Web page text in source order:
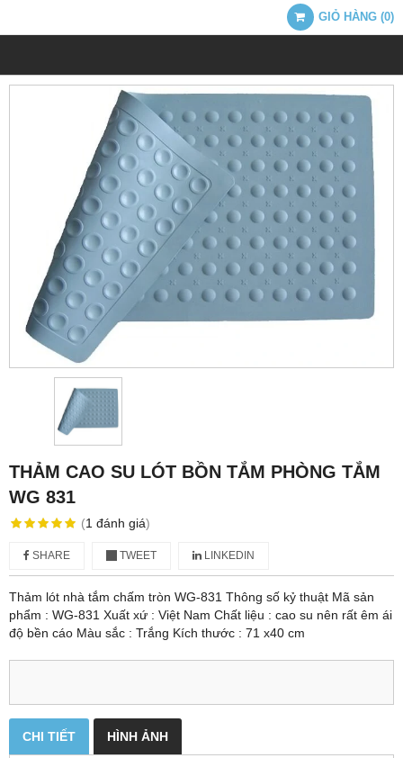
GIỎ HÀNG (0)
THẢM CAO SU LÓT BỒN TẮM PHÒNG TẮM
WG 831
(1 đánh giá)
SHARE TWEET LINKEDIN
Thảm lót nhà tắm chấm tròn WG-831 Thông số kỷ thuật Mã sản
phẩm : WG-831 Xuất xứ : Việt Nam Chất liệu : cao su nên rất êm ái
độ bền cáo Màu sắc : Trắng Kích thước : 71 x40 cm
CHI TIẾT HÌNH ẢNH